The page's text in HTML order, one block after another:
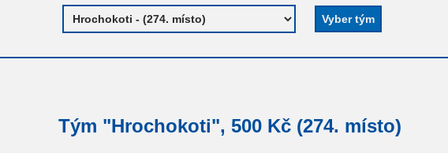
Tým "Hrochokoti", 500 Kč (274. místo)